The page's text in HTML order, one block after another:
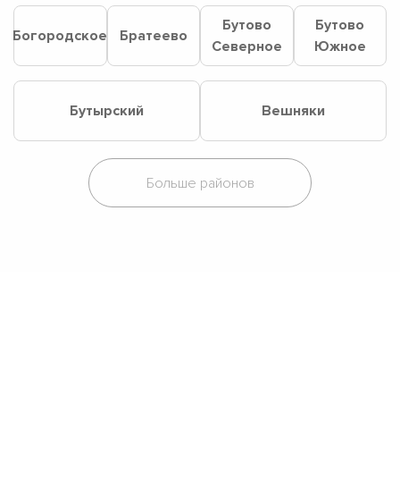
Богородское Братеево
Бутово
Северное
Бутово
Южное
Бутырский Вешняки